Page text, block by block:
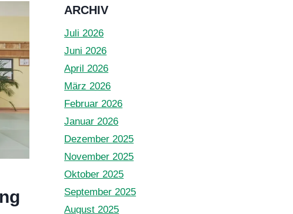
ARCHIV
Juli 2026
Juni 2026
April 2026
März 2026
Februar 2026
Januar 2026
Dezember 2025
November 2025
Oktober 2025
September 2025
August 2025